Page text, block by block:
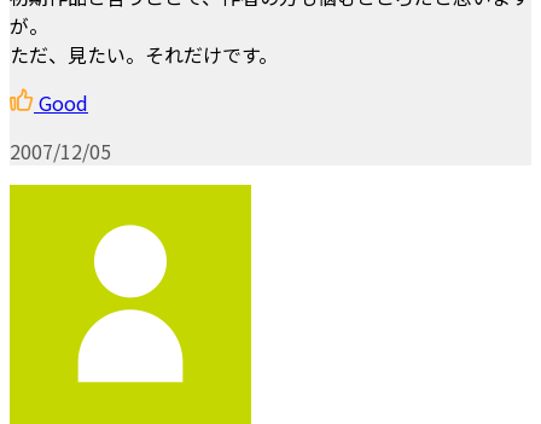
が。
ただ、見たい。それだけです。
Good
2007/12/05